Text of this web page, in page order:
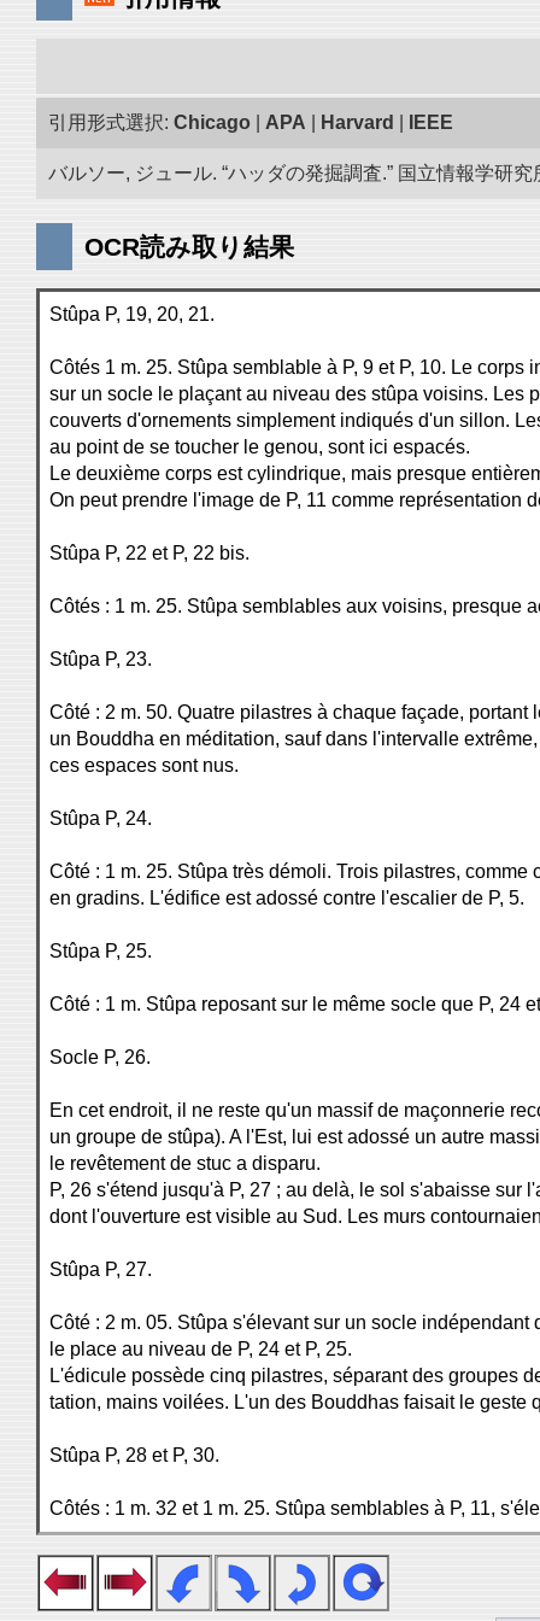
引用形式選択: Chicago APA Harvard IEEE
バルソー, ジュール. “ハッダの発掘調査.” 国立情報学研
OCR読み取り結果
Stûpa P, 19, 20, 21.
Côtés 1 m. 25. Stûpa semblable à P, 9 et P, 10. Le corps
sur un socle le plaçant au niveau des stûpa voisins. Les
couverts d'ornements simplement indiqués d'un sillon.
au point de se toucher le genou, sont ici espacés.
Le deuxième corps est cylindrique, mais presque
On peut prendre l'image de P, 11 comme représentation
Stûpa P, 22 et P, 22 bis.
Côtés : 1 m. 25. Stûpa semblables aux voisins, presque
Stûpa P, 23.
Côté : 2 m. 50. Quatre pilastres à chaque façade,
un Bouddha en méditation, sauf dans l'intervalle
ces espaces sont nus.
Stûpa P, 24.
Côté : 1 m. 25. Stûpa très démoli. Trois pilastres, comme
en gradins. L'édifice est adossé contre l'escalier de P, 5.
Stûpa P, 25.
Côté : 1 m. Stûpa reposant sur le même socle que P, 24
Socle P, 26.
En cet endroit, il ne reste qu'un massif de maçonnerie
un groupe de stûpa). A l'Est, lui est adossé un autre
le revêtement de stuc a disparu.
P, 26 s'étend jusqu'à P, 27 ; au delà, le sol s'abaisse sur
dont l'ouverture est visible au Sud. Les murs
Stûpa P, 27.
Côté : 2 m. 05. Stûpa s'élevant sur un socle indépendant
le place au niveau de P, 24 et P, 25.
L'édicule possède cinq pilastres, séparant des groupes
tation, mains voilées. L'un des Bouddhas faisait le geste
Stûpa P, 28 et P, 30.
Côtés : 1 m. 32 et 1 m. 25. Stûpa semblables à P, 11,